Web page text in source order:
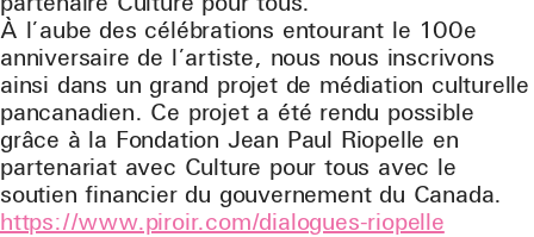
À l’aube des célébrations entourant le 100e
anniversaire de l’artiste, nous nous inscrivons
ainsi dans un grand projet de médiation culturelle
pancanadien. Ce projet a été rendu possible
grâce à la Fondation Jean Paul Riopelle en
partenariat avec Culture pour tous avec le
soutien financier du gouvernement du Canada.
https://www.piroir.com/dialogues-riopelle